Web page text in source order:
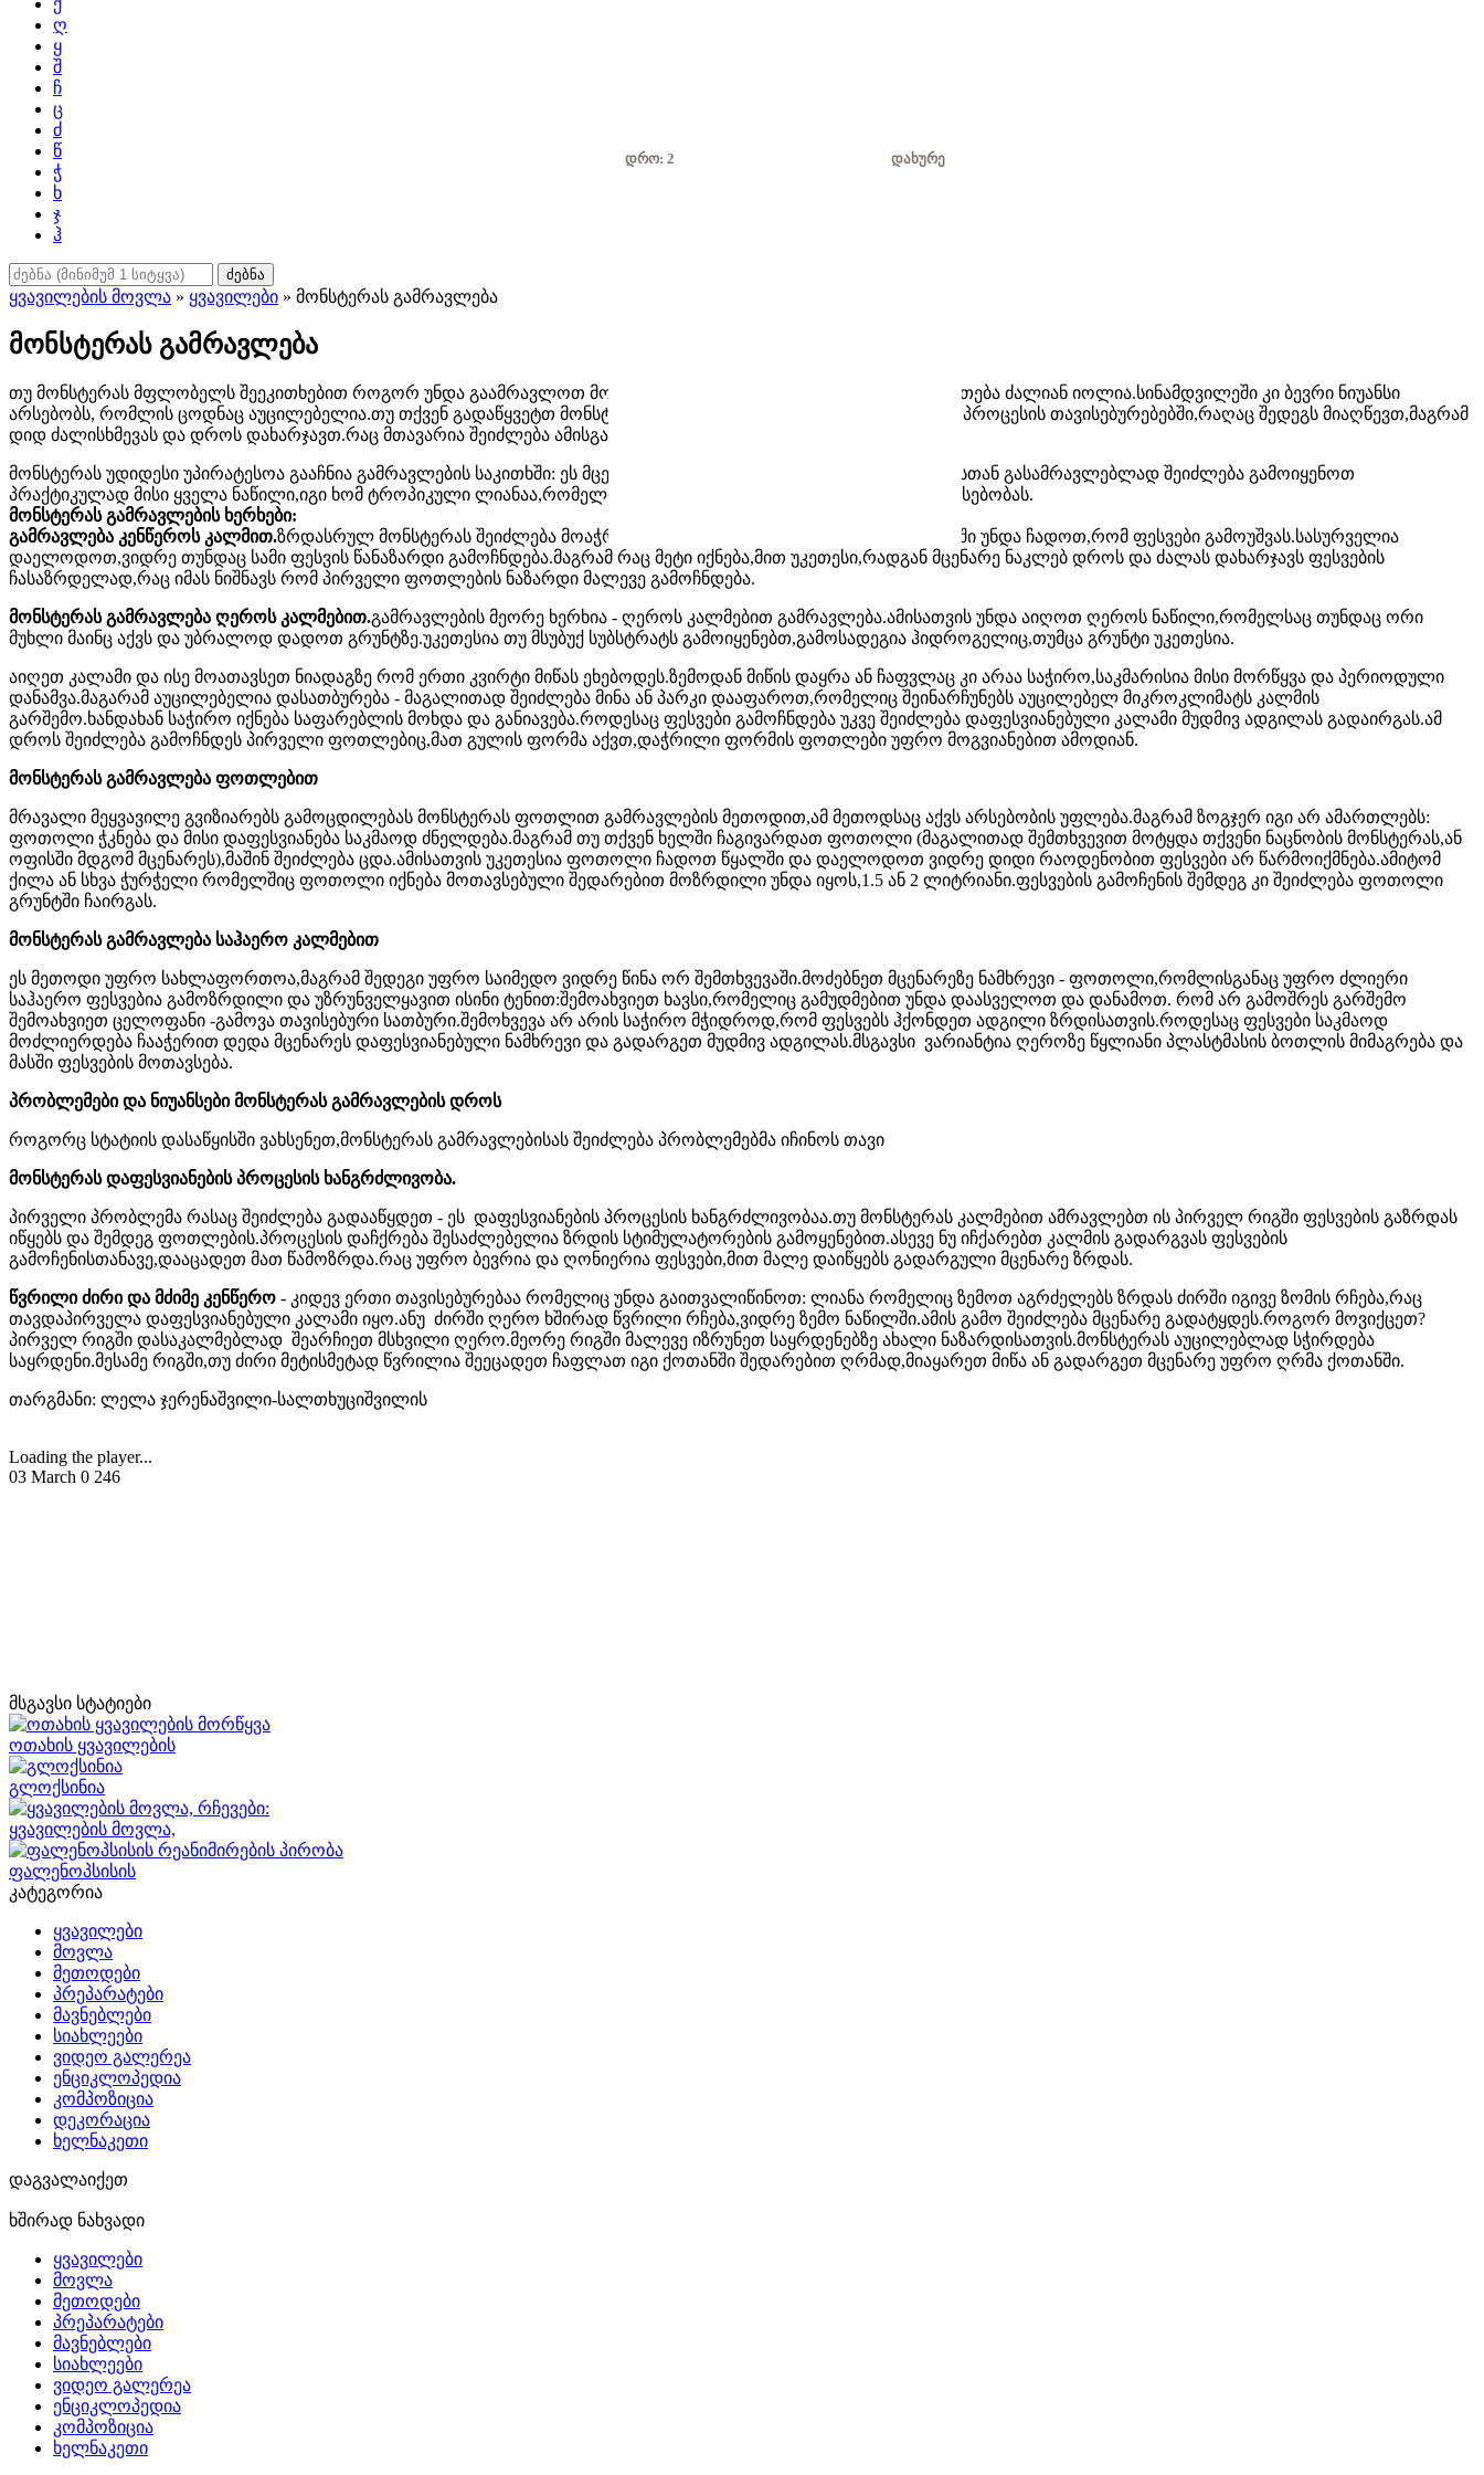
ქ
ღ
ყ
შ
ჩ
ც
ძ
წ
ჭ
ხ
ჯ
ჰ
ძებნა
დრო:1 დახურე
ყვავილების მოვლა » ყვავილები » მონსტერას გამრავლება
მონსტერას გამრავლება
თუ მონსტერას მფლობელს შეეკითხებით როგორ უნდა გაამრავლოთ მონსტერა,ალბათ გიპასუხებთ რომ ამის გაკეთება ძალიან იოლია.სინამდვილეში კი ბევრი ნიუანსი
არსებობს, რომლის ცოდნაც აუცილებელია.თუ თქვენ გადაწყვეტთ მონსტერას გამრავლებას,ისე რომ არ გაერკვეთ პროცესის თავისებურებებში,რაღაც შედეგს მიაღწევთ,მაგრამ
დიდ ძალისხმევას და დროს დახარჯავთ.რაც მთავარია შეიძლება ამისგან მცენარეც დაზიანდეს.
მონსტერას უდიდესი უპირატესოა გააჩნია გამრავლების საკითხში: ეს მცენარე საკმაოდ ადვილად ფესვიანდება.ამასთან გასამრავლებლად შეიძლება გამოიყენოთ
პრაქტიკულად მისი ყველა ნაწილი,იგი ხომ ტროპიკული ლიანაა,რომელიც ბუნებეში ნებისმიერი გზით ცდილობს არსებობას.
მონსტერას გამრავლების ხერხები:
გამრავლება კენწეროს კალმით.ზრდასრულ მონსტერას შეიძლება მოაჭრათ კენწერო და დააფესვიანოთ.იგი წყალში უნდა ჩადოთ,რომ ფესვები გამოუშვას.სასურველია
დაელოდოთ,ვიდრე თუნდაც სამი ფესვის წანაზარდი გამოჩნდება.მაგრამ რაც მეტი იქნება,მით უკეთესი,რადგან მცენარე ნაკლებ დროს და ძალას დახარჯავს ფესვების
ჩასაზრდელად,რაც იმას ნიშნავს რომ პირველი ფოთლების ნაზარდი მალევე გამოჩნდება.
მონსტერას გამრავლება ღეროს კალმებით.გამრავლების მეორე ხერხია - ღეროს კალმებით გამრავლება.ამისათვის უნდა აიღოთ ღეროს ნაწილი,რომელსაც თუნდაც ორი
მუხლი მაინც აქვს და უბრალოდ დადოთ გრუნტზე.უკეთესია თუ მსუბუქ სუბსტრატს გამოიყენებთ,გამოსადეგია ჰიდროგელიც,თუმცა გრუნტი უკეთესია.
აიღეთ კალამი და ისე მოათავსეთ ნიადაგზე რომ ერთი კვირტი მიწას ეხებოდეს.ზემოდან მიწის დაყრა ან ჩაფვლაც კი არაა საჭირო,საკმარისია მისი მორწყვა და პერიოდული
დანამვა.მაგარამ აუცილებელია დასათბურება - მაგალითად შეიძლება მინა ან პარკი დააფაროთ,რომელიც შეინარჩუნებს აუცილებელ მიკროკლიმატს კალმის
გარშემო.ხანდახან საჭირო იქნება საფარებლის მოხდა და განიავება.როდესაც ფესვები გამოჩნდება უკვე შეიძლება დაფესვიანებული კალამი მუდმივ ადგილას გადაირგას.ამ
დროს შეიძლება გამოჩნდეს პირველი ფოთლებიც,მათ გულის ფორმა აქვთ,დაჭრილი ფორმის ფოთლები უფრო მოგვიანებით ამოდიან.
მონსტერას გამრავლება ფოთლებით
მრავალი მეყვავილე გვიზიარებს გამოცდილებას მონსტერას ფოთლით გამრავლების მეთოდით,ამ მეთოდსაც აქვს არსებობის უფლება.მაგრამ ზოგჯერ იგი არ ამართლებს:
ფოთოლი ჭკნება და მისი დაფესვიანება საკმაოდ ძნელდება.მაგრამ თუ თქვენ ხელში ჩაგივარდათ ფოთოლი (მაგალითად შემთხვევით მოტყდა თქვენი ნაცნობის მონსტერას,ან
ოფისში მდგომ მცენარეს),მაშინ შეიძლება ცდა.ამისათვის უკეთესია ფოთოლი ჩადოთ წყალში და დაელოდოთ ვიდრე დიდი რაოდენობით ფესვები არ წარმოიქმნება.ამიტომ
ქილა ან სხვა ჭურჭელი რომელშიც ფოთოლი იქნება მოთავსებული შედარებით მოზრდილი უნდა იყოს,1.5 ან 2 ლიტრიანი.ფესვების გამოჩენის შემდეგ კი შეიძლება ფოთოლი
გრუნტში ჩაირგას.
მონსტერას გამრავლება საჰაერო კალმებით
ეს მეთოდი უფრო სახლაფორთოა,მაგრამ შედეგი უფრო საიმედო ვიდრე წინა ორ შემთხვევაში.მოძებნეთ მცენარეზე ნამხრევი - ფოთოლი,რომლისგანაც უფრო ძლიერი
საჰაერო ფესვებია გამოზრდილი და უზრუნველყავით ისინი ტენით:შემოახვიეთ ხავსი,რომელიც გამუდმებით უნდა დაასველოთ და დანამოთ. რომ არ გამოშრეს გარშემო
შემოახვიეთ ცელოფანი -გამოვა თავისებური სათბური.შემოხვევა არ არის საჭირო მჭიდროდ,რომ ფესვებს ჰქონდეთ ადგილი ზრდისათვის.როდესაც ფესვები საკმაოდ
მოძლიერდება ჩააჭერით დედა მცენარეს დაფესვიანებული ნამხრევი და გადარგეთ მუდმივ ადგილას.მსგავსი ვარიანტია ღეროზე წყლიანი პლასტმასის ბოთლის მიმაგრება და
მასში ფესვების მოთავსება.
პრობლემები და ნიუანსები მონსტერას გამრავლების დროს
როგორც სტატიის დასაწყისში ვახსენეთ,მონსტერას გამრავლებისას შეიძლება პრობლემებმა იჩინოს თავი
მონსტერას დაფესვიანების პროცესის ხანგრძლივობა.
პირველი პრობლემა რასაც შეიძლება გადააწყდეთ - ეს დაფესვიანების პროცესის ხანგრძლივობაა.თუ მონსტერას კალმებით ამრავლებთ ის პირველ რიგში ფესვების გაზრდას
იწყებს და შემდეგ ფოთლების.პროცესის დაჩქრება შესაძლებელია ზრდის სტიმულატორების გამოყენებით.ასევე ნუ იჩქარებთ კალმის გადარგვას ფესვების
გამოჩენისთანავე,დააცადეთ მათ წამოზრდა.რაც უფრო ბევრია და ღონიერია ფესვები,მით მალე დაიწყებს გადარგული მცენარე ზრდას.
წვრილი ძირი და მძიმე კენწერო - კიდევ ერთი თავისებურებაა რომელიც უნდა გაითვალიწინოთ: ლიანა რომელიც ზემოთ აგრძელებს ზრდას ძირში იგივე ზომის რჩება,რაც
თავდაპირველა დაფესვიანებული კალამი იყო.ანუ ძირში ღერო ხშირად წვრილი რჩება,ვიდრე ზემო ნაწილში.ამის გამო შეიძლება მცენარე გადატყდეს.როგორ მოვიქცეთ?
პირველ რიგში დასაკალმებლად შეარჩიეთ მსხვილი ღერო.მეორე რიგში მალევე იზრუნეთ საყრდენებზე ახალი ნაზარდისათვის.მონსტერას აუცილებლად სჭირდება
საყრდენი.მესამე რიგში,თუ ძირი მეტისმეტად წვრილია შეეცადეთ ჩაფლათ იგი ქოთანში შედარებით ღრმად,მიაყარეთ მიწა ან გადარგეთ მცენარე უფრო ღრმა ქოთანში.
თარგმანი: ლელა ჯერენაშვილი-სალთხუციშვილის
Loading the player...
03 March 0 246
მსგავსი სტატიები
ოთახის ყვავილების
გლოქსინია
ყვავილების მოვლა,
ფალენოპსისის
კატეგორია
ყვავილები
მოვლა
მეთოდები
პრეპარატები
მავნებლები
სიახლეები
ვიდეო გალერეა
ენციკლოპედია
კომპოზიცია
დეკორაცია
ხელნაკეთი
დაგვალაიქეთ
ხშირად ნახვადი
ყვავილები
მოვლა
მეთოდები
პრეპარატები
მავნებლები
სიახლეები
ვიდეო გალერეა
ენციკლოპედია
კომპოზიცია
ხელნაკეთი